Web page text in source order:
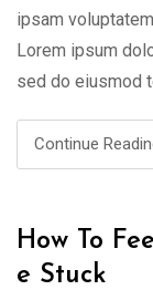
ipsam
Lorem ipsum
sed do eiusmod
Continue
How To
e Stuck